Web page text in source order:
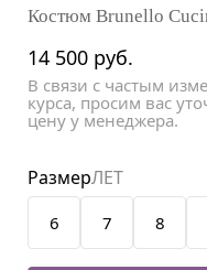
Костюм Brunello
14 500 руб.
В связи с частым
курса, просим вас
цену у менеджера.
6 7 8
РазмерЛЕТ